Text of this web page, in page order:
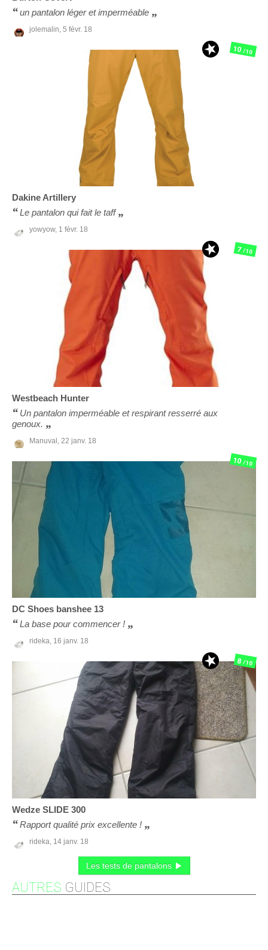
un pantalon léger et imperméable
jolemalin, 5 févr. 18
DakineArtillery
Le pantalon qui fait le taff
yowyow, 1 févr. 18
10/10
Westbeach Hunter
Un pantalon imperméable et respirant resserré aux
genoux.
Manuval, 22 janv. 18
7/10
DC Shoes banshee 13
La base pour commencer !
rideka, 16 janv. 18
10/10
Wedze SLIDE 300
Rapport qualité prix excellente !
rideka, 14 janv. 18
8/10
Les tests de pantalons
AUTRES GUIDES